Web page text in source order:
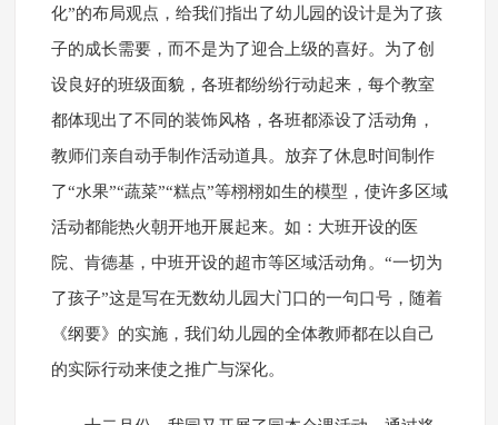
化”的布局观点，给我们指出了幼儿园的设计是为了孩
子的成长需要，而不是为了迎合上级的喜好。为了创
设良好的班级面貌，各班都纷纷行动起来，每个教室
都体现出了不同的装饰风格，各班都添设了活动角，
教师们亲自动手制作活动道具。放弃了休息时间制作
了“水果”“蔬菜”“糕点”等栩栩如生的模型，使许多区域
活动都能热火朝开地开展起来。如：大班开设的医
院、肯德基，中班开设的超市等区域活动角。“一切为
了孩子”这是写在无数幼儿园大门口的一句口号，随着
《纲要》的实施，我们幼儿园的全体教师都在以自己
的实际行动来使之推广与深化。